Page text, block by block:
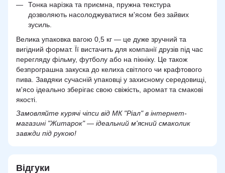
Тонка нарізка та приємна, пружна текстура
дозволяють насолоджуватися м'ясом без зайвих
зусиль.
Велика упаковка вагою 0,5 кг — це дуже зручний та
вигідний формат. Її вистачить для компанії друзів під час
перегляду фільму, футболу або на пікніку. Це також
безпрограшна закуска до келиха світлого чи крафтового
пива. Завдяки сучасній упаковці у захисному середовищі,
м'ясо ідеально зберігає свою свіжість, аромат та смакові
якості.
Замовляйте курячі чіпси від МК "Ріал" в інтернет-
магазині "Житарок" — ідеальний м'ясний смаколик
завжди під рукою!
Відгуки